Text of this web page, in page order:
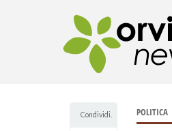
Condividi. POLITICA